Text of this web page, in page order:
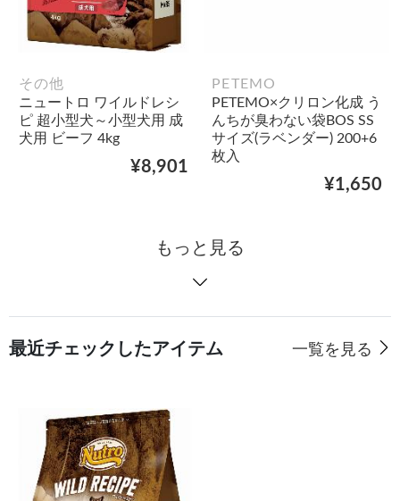
その他
ニュートロ ワイルドレシ
ピ 超小型犬～小型犬用 成
犬用 ビーフ 4kg
¥8,901
PETEMO
PETEMO×クリロン化成 う
んちが臭わない袋BOS SS
サイズ(ラベンダー) 200+6
枚入
¥1,650
もっと見る
最近チェックしたアイテム 一覧を見る